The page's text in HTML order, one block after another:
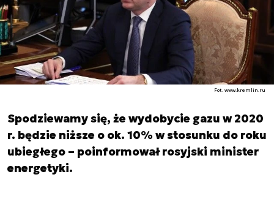
Fot. www.kremlin.ru
Spodziewamy się, że wydobycie gazu w 2020
r. będzie niższe o ok. 10% w stosunku do roku
ubiegłego – poinformował rosyjski minister
energetyki.